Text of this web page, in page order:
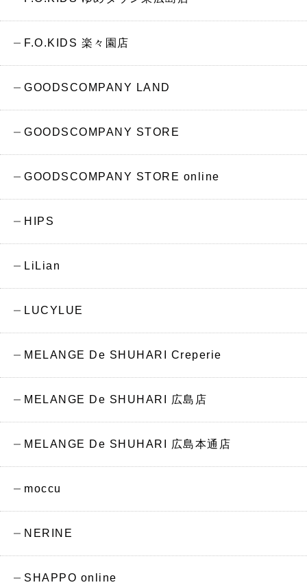
F.O.KIDS 楽々園店
GOODSCOMPANY LAND
GOODSCOMPANY STORE
GOODSCOMPANY STORE online
HIPS
LiLian
LUCYLUE
MELANGE De SHUHARI Creperie
MELANGE De SHUHARI 広島店
MELANGE De SHUHARI 広島本通店
moccu
NERINE
SHAPPO online